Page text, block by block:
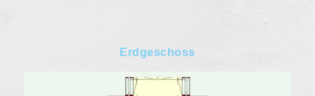
Erdgeschoss